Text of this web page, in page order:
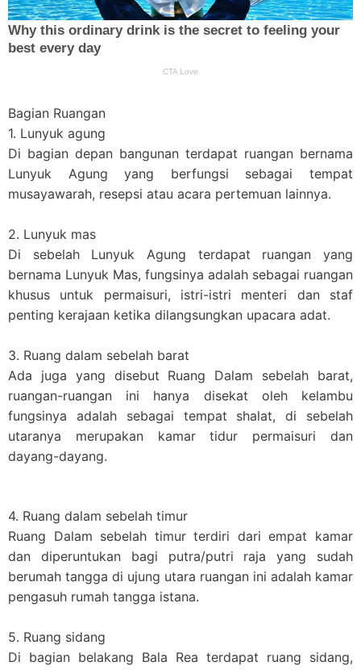
Bagian Ruangan
1. Lunyuk agung
Di bagian depan bangunan terdapat ruangan bernama
Lunyuk Agung yang berfungsi sebagai tempat
musayawarah, resepsi atau acara pertemuan lainnya.
2. Lunyuk mas
Di sebelah Lunyuk Agung terdapat ruangan yang
bernama Lunyuk Mas, fungsinya adalah sebagai ruangan
khusus untuk permaisuri, istri-istri menteri dan staf
penting kerajaan ketika dilangsungkan upacara adat.
3. Ruang dalam sebelah barat
Ada juga yang disebut Ruang Dalam sebelah barat,
ruangan-ruangan ini hanya disekat oleh kelambu
fungsinya adalah sebagai tempat shalat, di sebelah
utaranya merupakan kamar tidur permaisuri dan
dayang-dayang.
4. Ruang dalam sebelah timur
Ruang Dalam sebelah timur terdiri dari empat kamar
dan diperuntukan bagi putra/putri raja yang sudah
berumah tangga di ujung utara ruangan ini adalah kamar
pengasuh rumah tangga istana.
5. Ruang sidang
Di bagian belakang Bala Rea terdapat ruang sidang,